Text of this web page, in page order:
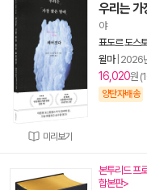
미리보기
우리는 가
야
표도르 도스
윌마| 2026
16,020원
양탄자배송
본투리드 프
합본판>